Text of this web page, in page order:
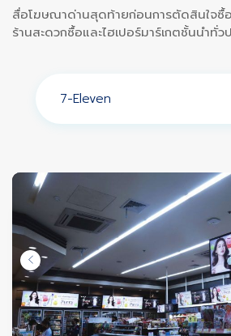
สื่อโฆษณาด่านสุดท้ายก่อนการตัดสินใจซื้อ
ร้านสะดวกซื้อและไฮเปอร์มาร์เกตชั้นนำทั่ว
7-Eleven
Siam Paragon in Mall
Siam Paragon in Mall
สื่อที่ทำหน้าที่กระตุ้นให้เกิดการตัดสินใจซื้อ จุ
บริเวณภาย ในศูนย์การค้าสยามพารากอน แ